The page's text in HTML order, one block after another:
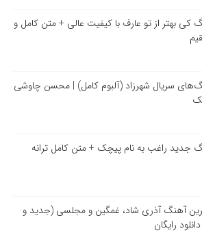
کی بهتر از تو عارف با کیفیت عالی + متن کامل و
سریال شهرزاد (آلبوم کامل) | محسن چاوشی
جدید راغب به نام پیچک + متن کامل ترانه
آهنگ آذری شاد، غمگین و مجلسی (جدید و
رایگان